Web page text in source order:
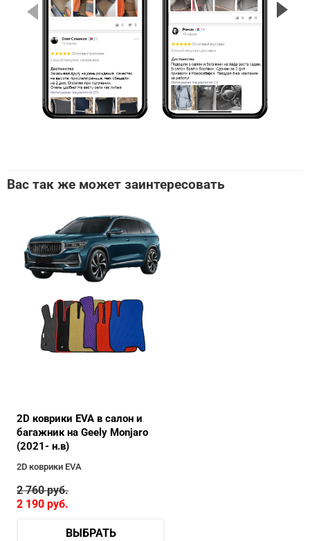
Вас так же может заинтересовать
2D коврики EVA в салон и
багажник на Geely Monjaro
(2021- н.в)
2D коврики EVA
2 760руб.
2 190 руб.
ВЫБРАТЬ